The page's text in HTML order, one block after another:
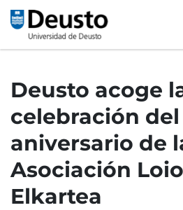
Deusto acoge
celebración del
aniversario de
Asociación
Elkartea